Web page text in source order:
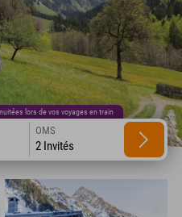
lors de vos voyages en train
OMS
2 Invités